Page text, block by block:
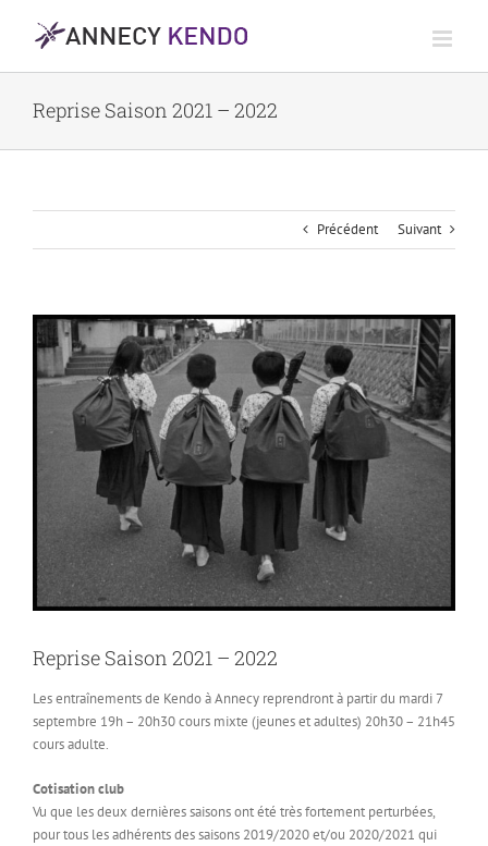
Reprise Saison 2021 – 2022
Précédent Suivant
Voir
l'image
agrandie
Reprise Saison 2021 – 2022
Les entraînements de Kendo à Annecy reprendront à partir du mardi 7
septembre 19h – 20h30 cours mixte (jeunes et adultes) 20h30 – 21h45
cours adulte.
Cotisation club
Vu que les deux dernières saisons ont été très fortement perturbées,
pour tous les adhérents des saisons 2019/2020 et/ou 2020/2021 qui